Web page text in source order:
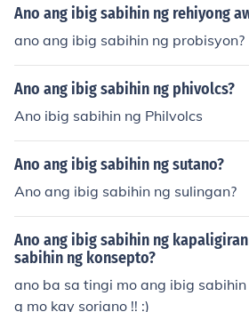
Ano ang ibig sabihin ng rehiyong
ano ang ibig sabihin ng probisyon?
Ano ang ibig sabihin ng phivolcs?
Ano ibig sabihin ng Philvolcs
Ano ang ibig sabihin ng sutano?
Ano ang ibig sabihin ng sulingan?
Ano ang ibig sabihin ng
sabihin ng konsepto?
ano ba sa tingi mo ang ibig
g mo kay soriano !! :)